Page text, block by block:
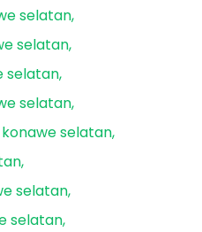
selatan
selatan
selatan
selatan
selatan
selatan
selatan